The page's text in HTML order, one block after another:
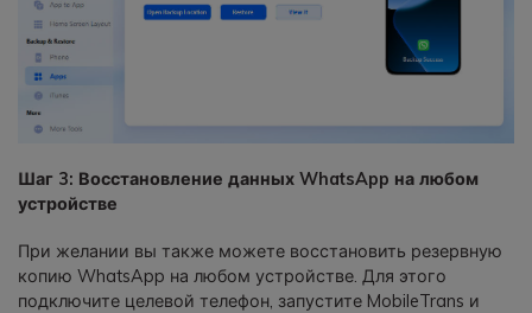
Шаг 3: Восстановление данных WhatsApp на любом
устройстве
При желании вы также можете восстановить резервную
копию WhatsApp на любом устройстве. Для этого
подключите целевой телефон, запустите MobileTrans и